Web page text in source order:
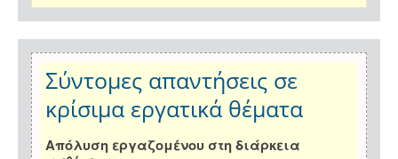
Σύντομες απαντήσεις σε
κρίσιμα εργατικά θέματα
Απόλυση εργαζομένου στη διάρκεια